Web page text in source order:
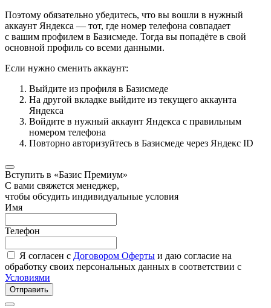
Поэтому обязательно убедитесь, что вы вошли в нужный
аккаунт Яндекса — тот, где номер телефона совпадает
с вашим профилем в Базисмеде. Тогда вы попадёте в свой
основной профиль со всеми данными.
Если нужно сменить аккаунт:
Выйдите из профиля в Базисмеде
На другой вкладке выйдите из текущего аккаунта
Яндекса
Войдите в нужный аккаунт Яндекса с правильным
номером телефона
Повторно авторизуйтесь в Базисмеде через Яндекс ID
Вступить в «Базис Премиум»
С вами свяжется менеджер,
чтобы обсудить индивидуальные условия
Имя
Телефон
Я согласен с Договором Оферты и даю согласие на
обработку своих персональных данных в соответствии с
Условиями
Отправить